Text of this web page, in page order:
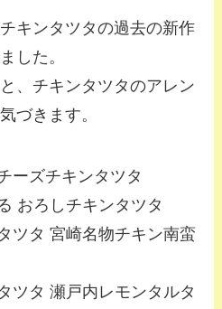
キンタツタの過去の新作
した。
、チキンタツタのアレン
づきます。
ズチキンタツタ
ろしチキンタツタ
タ 宮崎名物チキン南蛮
タ 瀬戸内レモンタルタ